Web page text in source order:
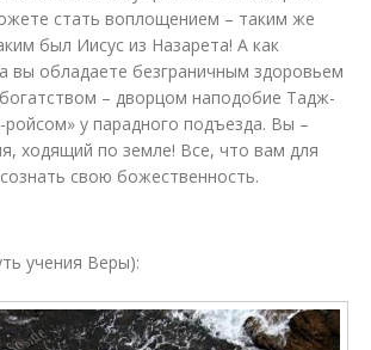
стать воплощением – таким же
был Иисус из Назарета! А как
вы обладаете безграничным здоровьем
– дворцом наподобие Тадж-
у парадного подъезда. Вы –
ходящий по земле! Все, что вам для
свою божественность.
учения Веры):